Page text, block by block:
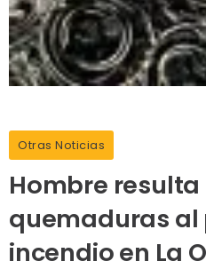
Otras Noticias
Hombre resulta
quemaduras al
incendio en La